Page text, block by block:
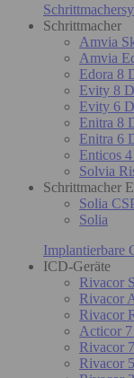
Schrittmacher
Amvia
Amvia
Edora 8
Evity 8
Evity 6
Enitra 8
Enitra 6
Enticos
Solvia
Schrittmacher
Solia
Solia
Implantierbare
ICD-Geräte
Rivacor
Rivacor
Rivacor
Acticor
Rivacor
Rivacor